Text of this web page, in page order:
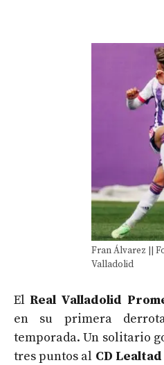
Fran Álvarez ||
Valladolid
El Real Valladolid
en su primera
temporada. Un solitario
tres puntos al CD Lealtad